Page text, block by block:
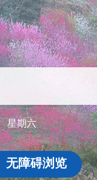
星期六
无障碍浏览